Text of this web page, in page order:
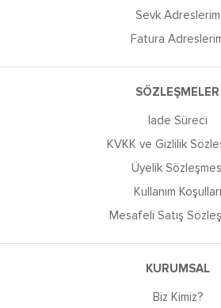
Sevk Adreslerim
Fatura
SÖZLEŞMELER
İade Süreci
KVKK ve Gizlilik
Üyelik
Kullanım Koşulları
Mesafeli Satış
KURUMSAL
Biz Kimiz?